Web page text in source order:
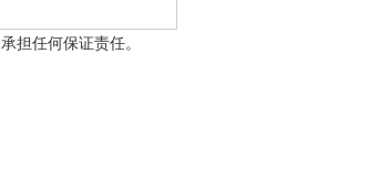
担任何保证责任。